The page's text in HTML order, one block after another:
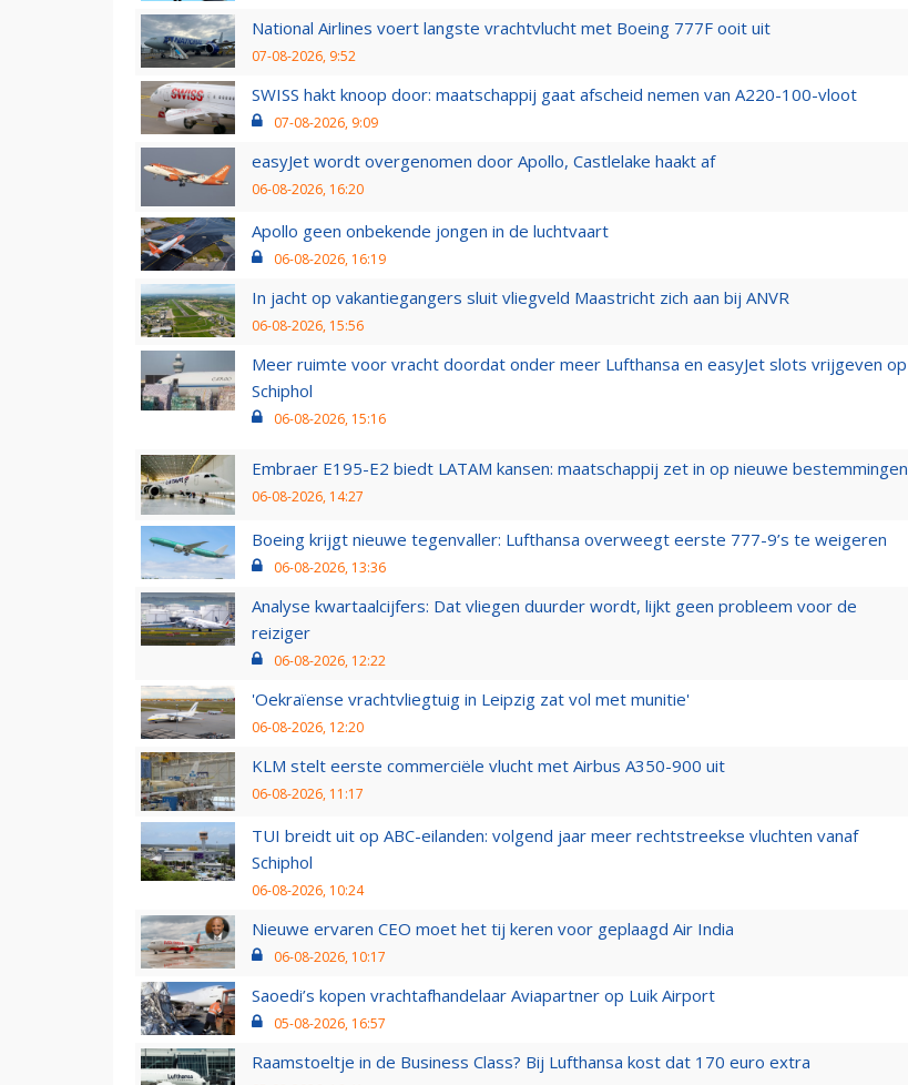
National Airlines voert langste vrachtvlucht met Boeing 777F ooit uit
07-08-2026, 9:52
SWISS hakt knoop door: maatschappij gaat afscheid nemen van A220-100-vloot
07-08-2026, 9:09
easyJet wordt overgenomen door Apollo, Castlelake haakt af
06-08-2026, 16:20
Apollo geen onbekende jongen in de luchtvaart
06-08-2026, 16:19
In jacht op vakantiegangers sluit vliegveld Maastricht zich aan bij ANVR
06-08-2026, 15:56
Meer ruimte voor vracht doordat onder meer Lufthansa en easyJet slots vrijgeven op
Schiphol
06-08-2026, 15:16
Embraer E195-E2 biedt LATAM kansen: maatschappij zet in op nieuwe bestemmingen
06-08-2026, 14:27
Boeing krijgt nieuwe tegenvaller: Lufthansa overweegt eerste 777-9’s te weigeren
06-08-2026, 13:36
Analyse kwartaalcijfers: Dat vliegen duurder wordt, lijkt geen probleem voor de
reiziger
06-08-2026, 12:22
'Oekraïense vrachtvliegtuig in Leipzig zat vol met munitie'
06-08-2026, 12:20
KLM stelt eerste commerciële vlucht met Airbus A350-900 uit
06-08-2026, 11:17
TUI breidt uit op ABC-eilanden: volgend jaar meer rechtstreekse vluchten vanaf
Schiphol
06-08-2026, 10:24
Nieuwe ervaren CEO moet het tij keren voor geplaagd Air India
06-08-2026, 10:17
Saoedi’s kopen vrachtafhandelaar Aviapartner op Luik Airport
05-08-2026, 16:57
Raamstoeltje in de Business Class? Bij Lufthansa kost dat 170 euro extra